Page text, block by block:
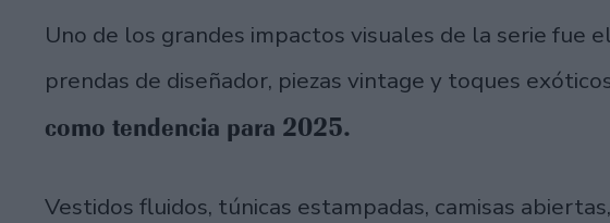
Uno de los grandes impactos visuales de la serie fue
prendas de diseñador, piezas vintage y toques
como tendencia para 2025.
Vestidos fluidos, túnicas estampadas, camisas